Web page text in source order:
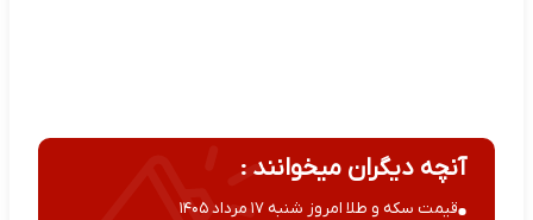
آنچه دیگران میخوانند :
قیمت سکه و طلا امروز شنبه ۱۷ مرداد ۱۴۰۵